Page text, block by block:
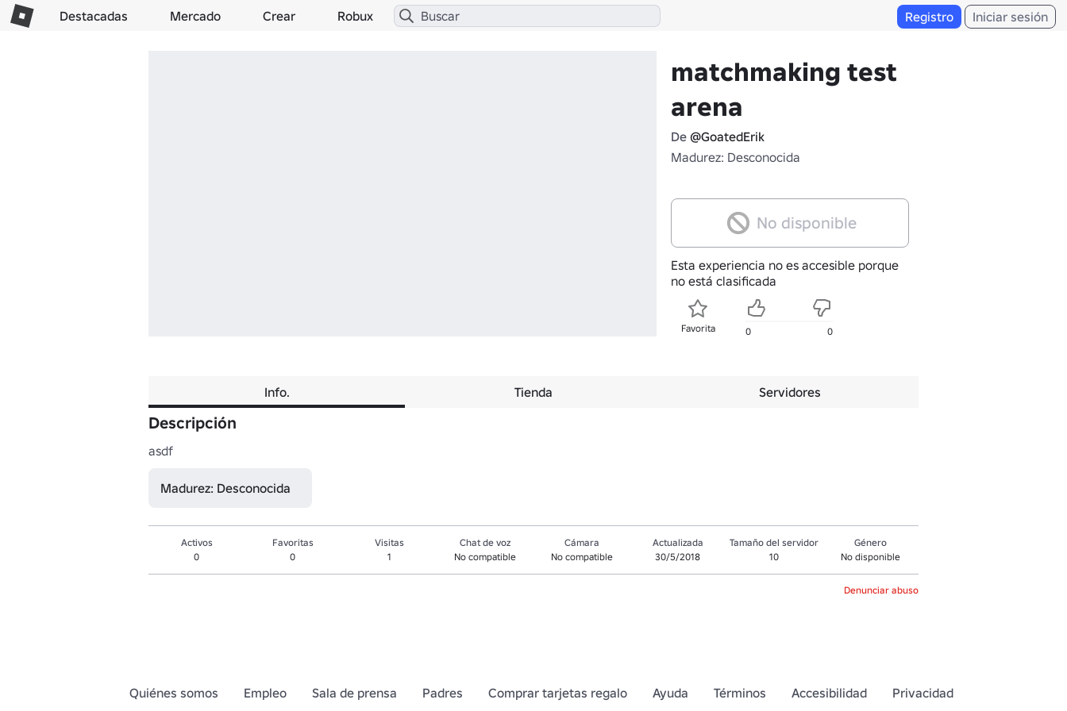
Destacadas Mercado Crear Robux Registro Iniciar sesión
matchmaking test
arena
De @GoatedErik
Madurez: Desconocida
No disponible
Esta experiencia no es accesible porque
no está clasificada
Favorita 0 0
Info. Tienda Servidores
Descripción
asdf
Madurez: Desconocida
Activos
0
Favoritas
0
Visitas
1
Chat de voz
No compatible
Cámara
No compatible
Actualizada
30/5/2018
Tamaño del servidor
10
Género
No disponible
Denunciar abuso
Quiénes somos Empleo Sala de prensa Padres Comprar tarjetas regalo Ayuda Términos Accesibilidad Privacidad